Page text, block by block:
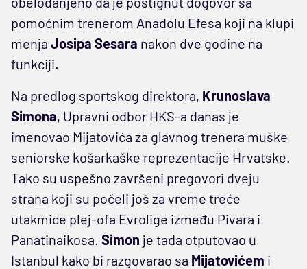
pomoćnim trenerom Anadolu Efesa koji na klupi
menja Josipa Sesara nakon dve godine na
funkciji.
Na predlog sportskog direktora, Krunoslava
Simona, Upravni odbor HKS-a danas je
imenovao Mijatovića za glavnog trenera muške
seniorske košarkaške reprezentacije Hrvatske.
Tako su uspešno završeni pregovori dveju
strana koji su počeli još za vreme treće
utakmice plej-ofa Evrolige između Pivara i
Panatinaikosa. Simon je tada otputovao u
Istanbul kako bi razgovarao sa Mijatovićem i